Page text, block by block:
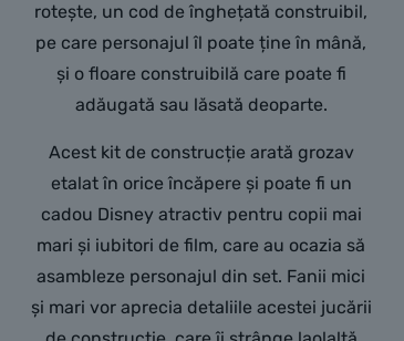
rotește, un cod de înghețată construibil,
pe care personajul îl poate ține în mână,
și o floare construibilă care poate fi
adăugată sau lăsată deoparte.
Acest kit de construcție arată grozav
etalat în orice încăpere și poate fi un
cadou Disney atractiv pentru copii mai
mari și iubitori de film, care au ocazia să
asambleze personajul din set. Fanii mici
și mari vor aprecia detaliile acestei jucării